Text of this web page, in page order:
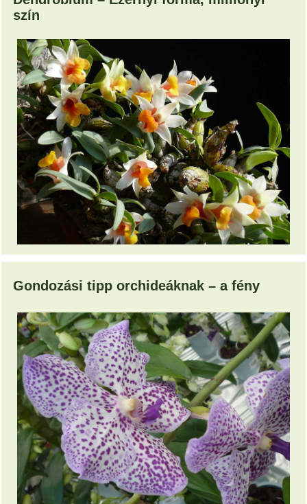
szín
Gondozási tipp orchideáknak – a fény